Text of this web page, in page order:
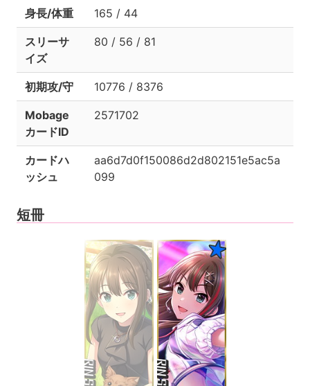
身長/体重 165 / 44
スリーサ
イズ
80 / 56 / 81
初期攻/守 10776 / 8376
Mobage
カードID
2571702
カードハ
ッシュ
aa6d7d0f150086d2d802151e5ac5a
099
短冊